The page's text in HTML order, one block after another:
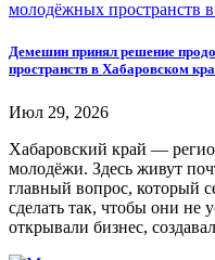
Демешин принял решение
пространств в Хабаровском
Июл 29, 2026
Хабаровский край —
молодёжи. Здесь живут
главный вопрос, который
сделать так, чтобы они не
открывали бизнес,